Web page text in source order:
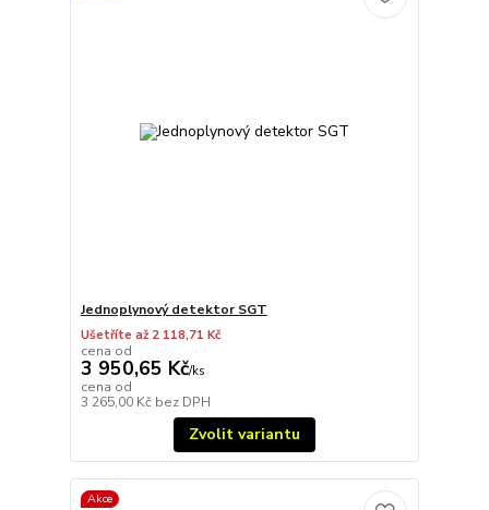
Jednoplynový detektor SGT
Ušetříte až 2 118,71 Kč
cena od
3 950,65 Kč/ks
cena od
3 265,00 Kč bez DPH
Zvolit variantu
Akce